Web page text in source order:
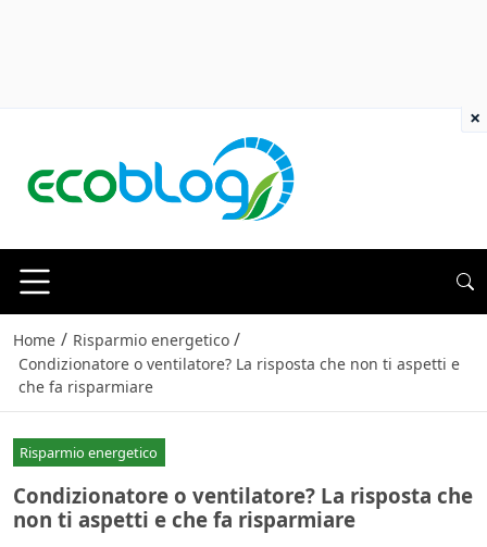
Home / Risparmio energetico /
Condizionatore o ventilatore? La risposta che non ti aspetti e
che fa risparmiare
Risparmio energetico
Condizionatore o ventilatore? La risposta che
non ti aspetti e che fa risparmiare
×